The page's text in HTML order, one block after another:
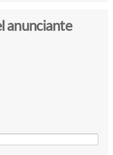
anunciante